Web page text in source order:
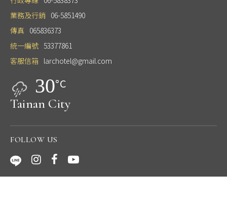
業務及行銷 06-5851490
傳真 065836373
統一編號 53377861
客服信箱 larchotel@gmail.com
30°C
Tainan City
FOLLOW US